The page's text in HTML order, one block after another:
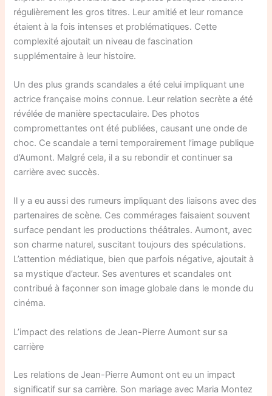
régulièrement les gros titres. Leur amitié et leur romance
étaient à la fois intenses et problématiques. Cette
complexité ajoutait un niveau de fascination
supplémentaire à leur histoire.
Un des plus grands scandales a été celui impliquant une
actrice française moins connue. Leur relation secrète a été
révélée de manière spectaculaire. Des photos
compromettantes ont été publiées, causant une onde de
choc. Ce scandale a terni temporairement l’image publique
d’Aumont. Malgré cela, il a su rebondir et continuer sa
carrière avec succès.
Il y a eu aussi des rumeurs impliquant des liaisons avec des
partenaires de scène. Ces commérages faisaient souvent
surface pendant les productions théâtrales. Aumont, avec
son charme naturel, suscitant toujours des spéculations.
L’attention médiatique, bien que parfois négative, ajoutait à
sa mystique d’acteur. Ses aventures et scandales ont
contribué à façonner son image globale dans le monde du
cinéma.
L’impact des relations de Jean-Pierre Aumont sur sa
carrière
Les relations de Jean-Pierre Aumont ont eu un impact
significatif sur sa carrière. Son mariage avec Maria Montez